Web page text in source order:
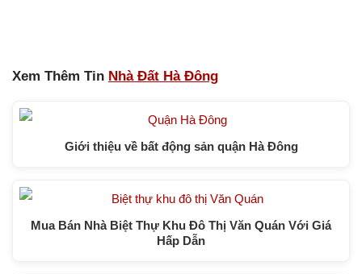
Xem Thêm Tin Nhà Đất Hà Đông
Giới thiệu về bất động sản quận Hà Đông
Mua Bán Nhà Biệt Thự Khu Đô Thị Văn Quán Với Giá
Hấp Dẫn